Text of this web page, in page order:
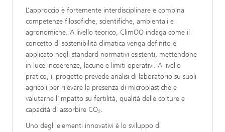
L’approccio è fortemente interdisciplinare e combina
competenze filosofiche, scientifiche, ambientali e
agronomiche. A livello teorico, ClimOO indaga come il
concetto di sostenibilità climatica venga definito e
applicato negli standard normativi esistenti, mettendone
in luce incoerenze, lacune e limiti operativi. A livello
pratico, il progetto prevede analisi di laboratorio su suoli
agricoli per rilevare la presenza di microplastiche e
valutarne l’impatto su fertilità, qualità delle colture e
capacità di assorbire CO₂.
Uno degli elementi innovativi è lo sviluppo di